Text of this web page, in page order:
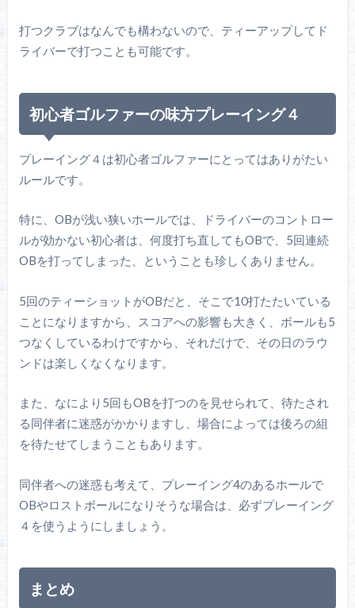
打つクラブはなんでも構わないので、ティーアップしてド
ライバーで打つことも可能です。
初心者ゴルファーの味方プレーイング４
プレーイング４は初心者ゴルファーにとってはありがたい
ルールです。
特に、OBが浅い狭いホールでは、ドライバーのコントロー
ルが効かない初心者は、何度打ち直してもOBで、5回連続
OBを打ってしまった、ということも珍しくありません。
5回のティーショットがOBだと、そこで10打たたいている
ことになりますから、スコアへの影響も大きく、ボールも5
つなくしているわけですから、それだけで、その日のラウ
ンドは楽しくなくなります。
また、なにより5回もOBを打つのを見せられて、待たされ
る同伴者に迷惑がかかりますし、場合によっては後ろの組
を待たせてしまうこともあります。
同伴者への迷惑も考えて、プレーイング4のあるホールで
OBやロストボールになりそうな場合は、必ずプレーイング
４を使うようにしましょう。
まとめ